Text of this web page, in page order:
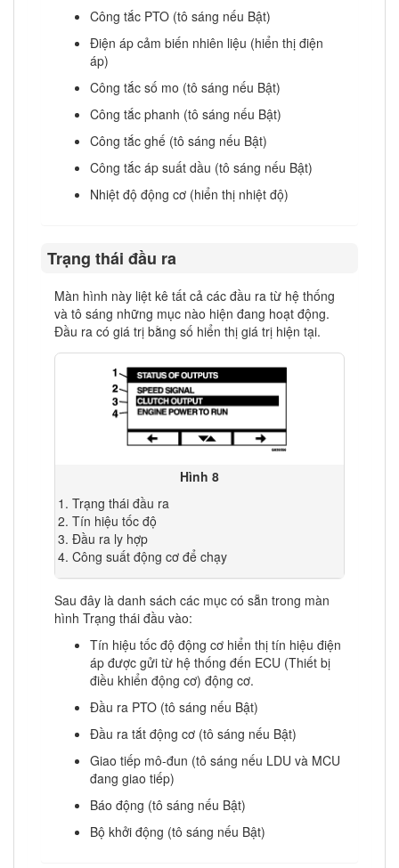
Công tắc PTO (tô sáng nếu Bật)
Điện áp cảm biến nhiên liệu (hiển thị điện
áp)
Công tắc số mo (tô sáng nếu Bật)
Công tắc phanh (tô sáng nếu Bật)
Công tắc ghế (tô sáng nếu Bật)
Công tắc áp suất dầu (tô sáng nếu Bật)
Nhiệt độ động cơ (hiển thị nhiệt độ)
Trạng thái đầu ra
Màn hình này liệt kê tất cả các đầu ra từ hệ thống
và tô sáng những mục nào hiện đang hoạt động.
Đầu ra có giá trị bằng số hiển thị giá trị hiện tại.
Hình 8
Trạng thái đầu ra
Tín hiệu tốc độ
Đầu ra ly hợp
Công suất động cơ để chạy
Sau đây là danh sách các mục có sẵn trong màn
hình Trạng thái đầu vào:
Tín hiệu tốc độ động cơ hiển thị tín hiệu điện
áp được gửi từ hệ thống đến ECU (Thiết bị
điều khiển động cơ) động cơ.
Đầu ra PTO (tô sáng nếu Bật)
Đầu ra tắt động cơ (tô sáng nếu Bật)
Giao tiếp mô-đun (tô sáng nếu LDU và MCU
đang giao tiếp)
Báo động (tô sáng nếu Bật)
Bộ khởi động (tô sáng nếu Bật)